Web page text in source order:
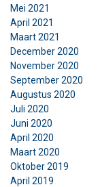
Mei 2021
April 2021
Maart 2021
December 2020
November 2020
September 2020
Augustus 2020
Juli 2020
Juni 2020
April 2020
Maart 2020
Oktober 2019
April 2019